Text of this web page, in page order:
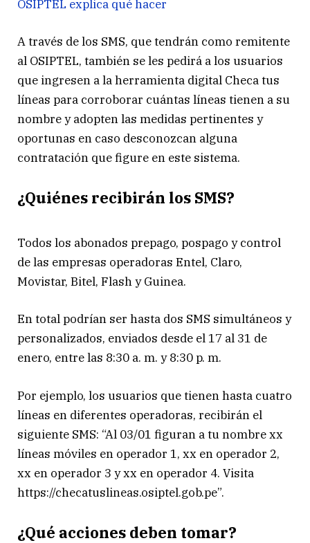
OSIPTEL explica qué hacer
A través de los SMS, que tendrán como remitente
al OSIPTEL, también se les pedirá a los usuarios
que ingresen a la herramienta digital Checa tus
líneas para corroborar cuántas líneas tienen a su
nombre y adopten las medidas pertinentes y
oportunas en caso desconozcan alguna
contratación que figure en este sistema.
¿Quiénes recibirán los SMS?
Todos los abonados prepago, pospago y control
de las empresas operadoras Entel, Claro,
Movistar, Bitel, Flash y Guinea.
En total podrían ser hasta dos SMS simultáneos y
personalizados, enviados desde el 17 al 31 de
enero, entre las 8:30 a. m. y 8:30 p. m.
Por ejemplo, los usuarios que tienen hasta cuatro
líneas en diferentes operadoras, recibirán el
siguiente SMS: “Al 03/01 figuran a tu nombre xx
líneas móviles en operador 1, xx en operador 2,
xx en operador 3 y xx en operador 4. Visita
https://checatuslineas.osiptel.gob.pe”.
¿Qué acciones deben tomar?